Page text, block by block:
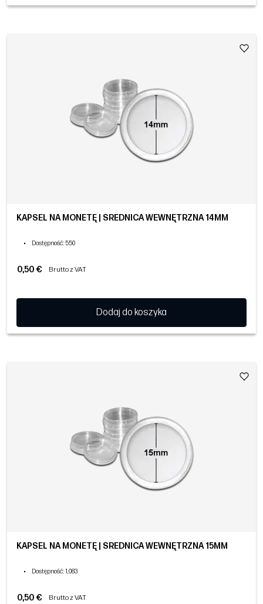
KAPSEL NA MONETĘ | ŚREDNICA WEWNĘTRZNA 14MM
• Dostępność: 550
0,50 € Brutto z VAT
Dodaj do koszyka
KAPSEL NA MONETĘ | ŚREDNICA WEWNĘTRZNA 15MM
• Dostępność: 1,083
0,50 € Brutto z VAT